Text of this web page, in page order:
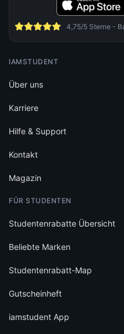
4,75/5 Sterne -
IAMSTUDENT
Über uns
Karriere
Hilfe & Support
Kontakt
Magazin
FÜR STUDENTEN
Studentenrabatte Übersicht
Beliebte Marken
Studentenrabatt-Map
Gutscheinheft
iamstudent App